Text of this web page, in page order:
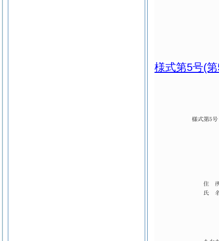
様式第5号(